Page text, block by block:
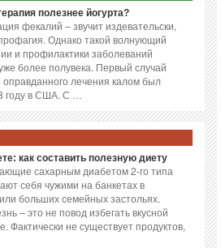
полезнее йогурта?
фекалий – звучит издевательски,
Однако такой волнующий
и профилактики заболеваний
более полувека. Первый случай
лечения калом был
году в США. С …
как составить полезную диету
сахарным диабетом 2-го типа
себя чужими на банкетах в
больших семейных застольях.
– это не повод избегать вкусной
Фактически не существует продуктов,